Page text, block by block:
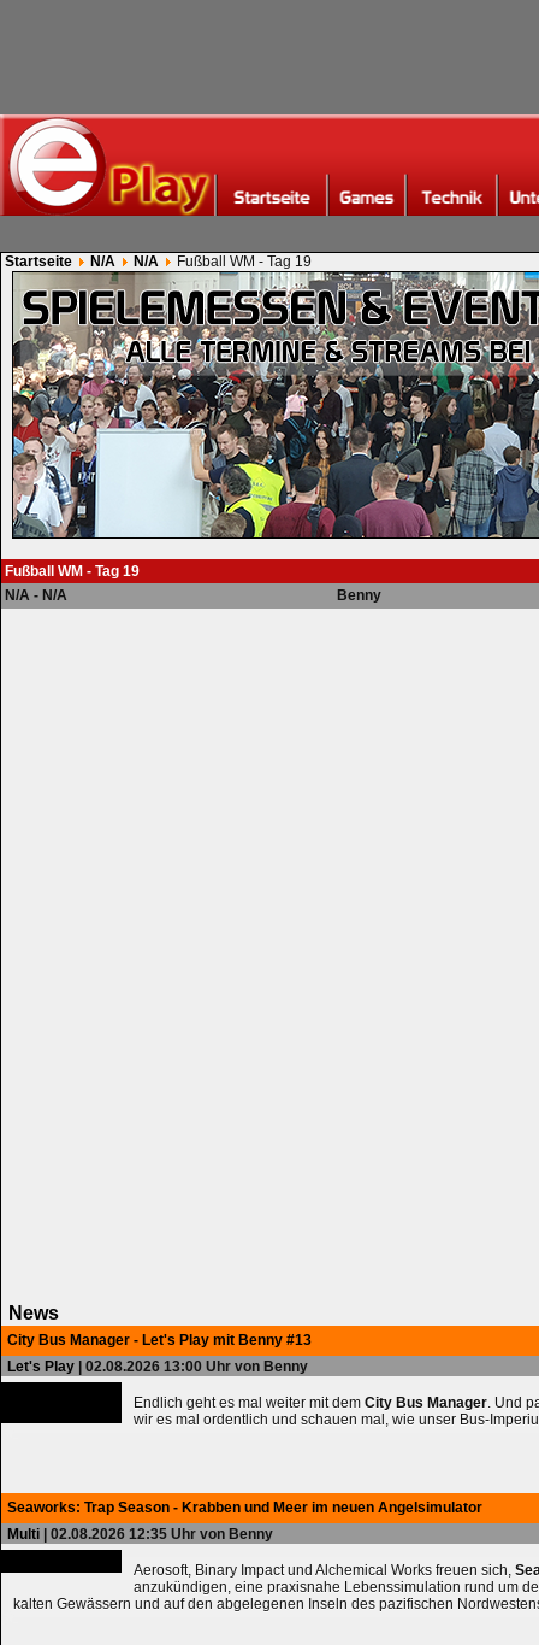
Startseite N/A N/A Fußball WM - Tag 19
Fußball WM - Tag 19
N/A - N/A
Benny
News
City Bus Manager - Let's Play mit Benny #13
Let's Play | 02.08.2026 13:00 Uhr von Benny
Endlich geht es mal weiter mit dem City Bus Manager. Und
wir es mal ordentlich und schauen mal, wie unser Bus-
Seaworks: Trap Season - Krabben und Meer im neuen Angelsimulator
Multi | 02.08.2026 12:35 Uhr von Benny
Aerosoft, Binary Impact und Alchemical Works freuen sich,
anzukündigen, eine praxisnahe Lebenssimulation rund um
kalten Gewässern und auf den abgelegenen Inseln des pazifischen